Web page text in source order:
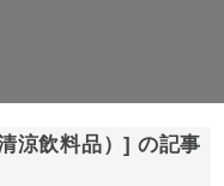
涼飲料品）] の記事